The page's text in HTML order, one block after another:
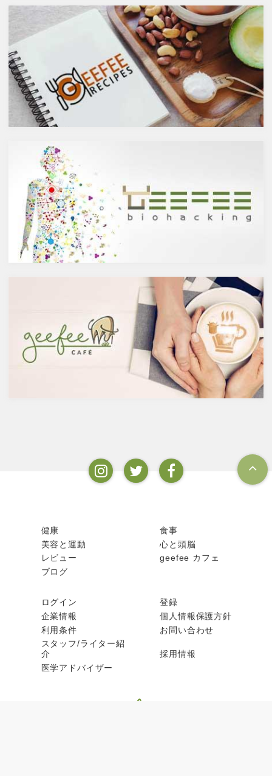
やウォッカ等の蒸留酒は、度数
も高いため健康に悪そうなイ
メージで、ワインや日本酒など
は何となくナチュラルな感じで
アルコール度数も低いのでそう
悪くもなさそうなイメージです
が、実際のところどうなので
しょうか？今回は、大きく分け
て2種類あるお酒の製造方法
（醸造酒と蒸留酒）の違いに
よって健康に対してどのような
ていきます。
醸造酒と蒸留酒の違いとは？
主にお酒は製造方法によって醸
造酒と蒸留酒の2つと、香料や
糖分、果実などを加えた混成酒
に分けられます。醸造酒は、果
実や穀物のような糖分を含んだ
原料を酵母によりアルコール発
酵させて造られたもの。蒸留酒
は、この発酵された醸造酒をさ
らに蒸留して作られたものでス
で、蒸留酒は一般的には40度～
50度、最大で90度台のアルコー
ルとなります。以下が主なお酒
の醸造酒と蒸留酒の分類です。
まれるケルセチンが、血中コレ
ステロールを値を抑え心臓病の
リスクを軽減するということを
お伝えしましたが、ケルセチン
には抗菌抗ウィルス作用があり
ウイルスとの闘いを促進する可
能性があると言われています。
また、免疫力の維持に重要な働
きを持つ亜鉛との相乗効果もあ
ると考えられています。今回
は、このケルセチンの健康効果
ない植物化合物であるケルセチ
ンは、ブドウやリンゴなどの果
物や、ブロッコリやトマト、タ
マネギなどの野菜、お蕎麦にも
免疫力を向上させる亜鉛の吸収
を助けるケルセチン
免疫力を保つことは、コロナウ
イルスの対策に限らず風邪やイ
ンフルエンザなど、さまざまな
疾患に対して人の体に有益な効
果を与えます。その免疫システ
ムを維持するのに重要な働きを
するのが亜鉛。
健康
食事
美容と運動
心と頭脳
レビュー
geefee カフェ
ブログ
ログイン
登録
企業情報
個人情報保護方針
利用条件
お問い合わせ
スタッフ/ライター紹
介
採用情報
医学アドバイザー